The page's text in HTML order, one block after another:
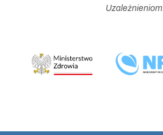
Uzależnieniom.